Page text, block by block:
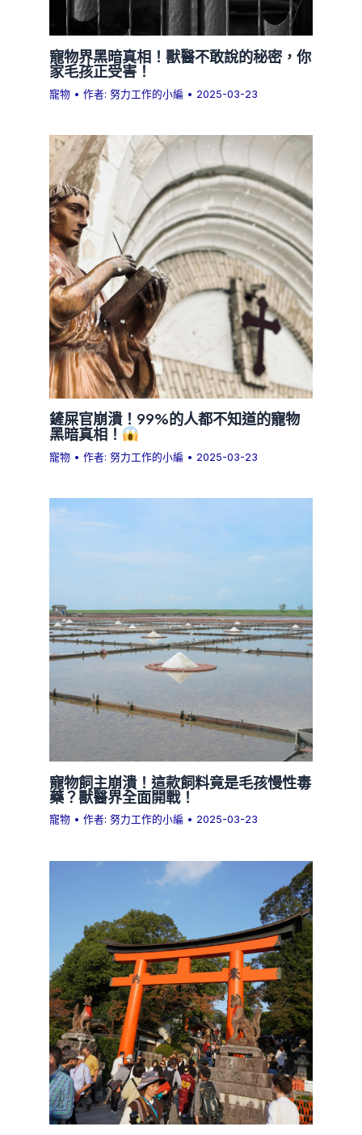
寵物界黑暗真相！獸醫不敢說的秘密，你
家毛孩正受害！
寵物 • 作者:努力工作的小編 • 2025-03-23
鏟屎官崩潰！99%的人都不知道的寵物
黑暗真相！
寵物 • 作者:努力工作的小編 • 2025-03-23
寵物飼主崩潰！這款飼料竟是毛孩慢性毒
藥？獸醫界全面開戰！
寵物 • 作者:努力工作的小編 • 2025-03-23